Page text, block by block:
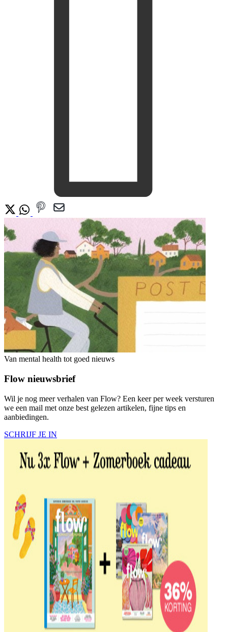
Van mental health tot goed nieuws
Flow nieuwsbrief
Wil je nog meer verhalen van Flow? Een keer per week versturen
we een mail met onze best gelezen artikelen, fijne tips en
aanbiedingen.
SCHRIJF JE IN